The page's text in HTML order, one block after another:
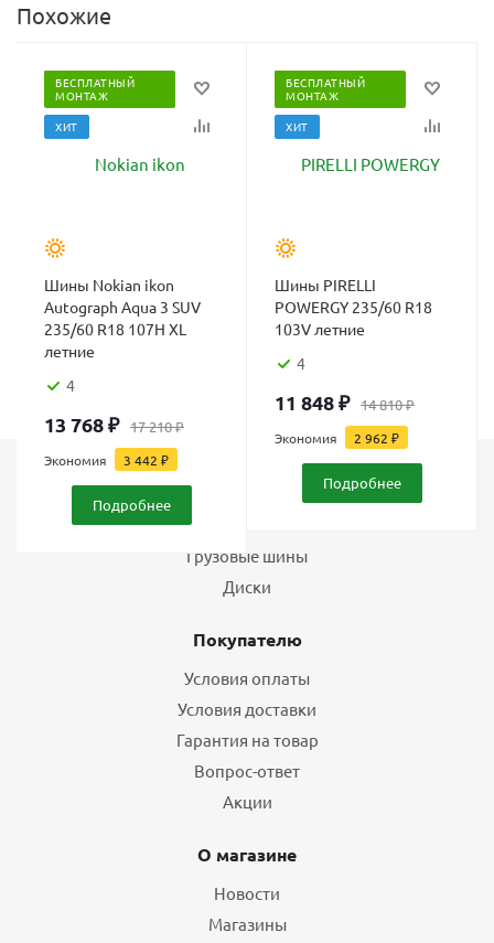
Похожие
БЕСПЛАТНЫЙ
МОНТАЖ
ХИТ
Шины Nokian ikon
Autograph Aqua 3 SUV
235/60 R18 107H XL
летние
4
13 768₽ 17 210₽
Экономия 3 442 ₽
Подробнее
БЕСПЛАТНЫЙ
МОНТАЖ
ХИТ
Шины PIRELLI
POWERGY 235/60 R18
103V летние
4
11 848₽ 14 810₽
Экономия 2 962 ₽
Подробнее
Грузовые шины
Диски
Покупателю
Условия оплаты
Условия доставки
Гарантия на товар
Вопрос-ответ
Акции
О магазине
Новости
Магазины